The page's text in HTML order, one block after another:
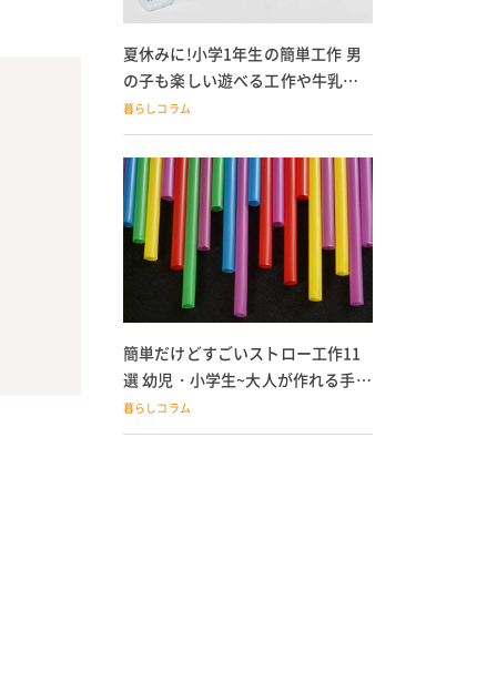
夏休みに!小学1年生の簡単工作 男
の子も楽しい遊べる工作や牛乳パ
ック貯金箱も
暮らしコラム
簡単だけどすごいストロー工作11
選 幼児・小学生~大人が作れる手作
りおもちゃ
暮らしコラム